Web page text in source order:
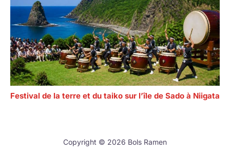
Festival de la terre et du taiko sur l’île de Sado à Niigata
Copyright © 2026 Bols Ramen